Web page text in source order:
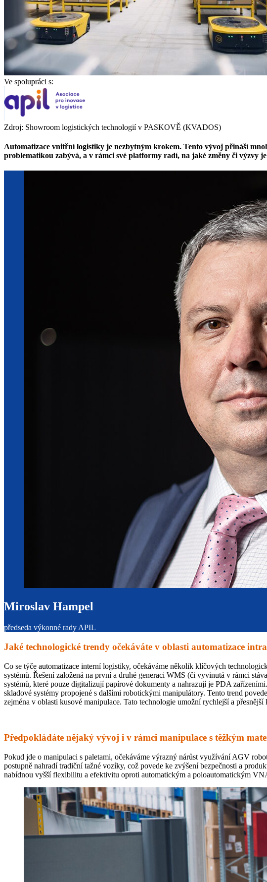
Ve spolupráci s:
Zdroj: Showroom logistických technologií v PASKOVĚ (KVADOS)
Automatizace vnitřní logistiky je nezbytným krokem. Tento vývoj přináší
problematikou zabývá, a v rámci své platformy radí, na jaké změny či výzvy
Miroslav Hampel
předseda výkonné rady APIL
Jaké technologické trendy očekáváte v oblasti automatizace
Co se týče automatizace interní logistiky, očekáváme několik klíčových
systémů. Řešení založená na první a druhé generaci WMS (či vyvinutá v rámci
systémů, které pouze digitalizují papírové dokumenty a nahrazují je PDA
skladové systémy propojené s dalšími robotickými manipulátory. Tento trend
zejména v oblasti kusové manipulace. Tato technologie umožní rychlejší a
Předpokládáte nějaký vývoj i v rámci manipulace s těžkým
Pokud jde o manipulaci s paletami, očekáváme výrazný nárůst využívání AGV
postupně nahradí tradiční tažné vozíky, což povede ke zvýšení bezpečnosti a
nabídnou vyšší flexibilitu a efektivitu oproti automatickým a poloautomatickým